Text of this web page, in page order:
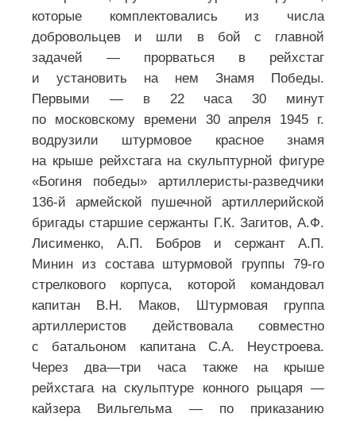
которые комплектовались из числа
добровольцев и шли в бой с главной
задачей — прорваться в рейхстаг
и установить на нем Знамя Победы.
Первыми — в 22 часа 30 минут
по московскому времени 30 апреля 1945 г.
водрузили штурмовое красное знамя
на крыше рейхстага на скульптурной фигуре
«Богиня победы» артиллеристы-разведчики
136-й армейской пушечной артиллерийской
бригады старшие сержанты Г.К. Загитов, А.Ф.
Лисименко, А.П. Бобров и сержант А.П.
Минин из состава штурмовой группы 79-го
стрелкового корпуса, которой командовал
капитан В.Н. Маков, Штурмовая группа
артиллеристов действовала совместно
с батальоном капитана С.А. Неустроева.
Через два—три часа также на крыше
рейхстага на скульптуре конного рыцаря —
кайзера Вильгельма — по приказанию